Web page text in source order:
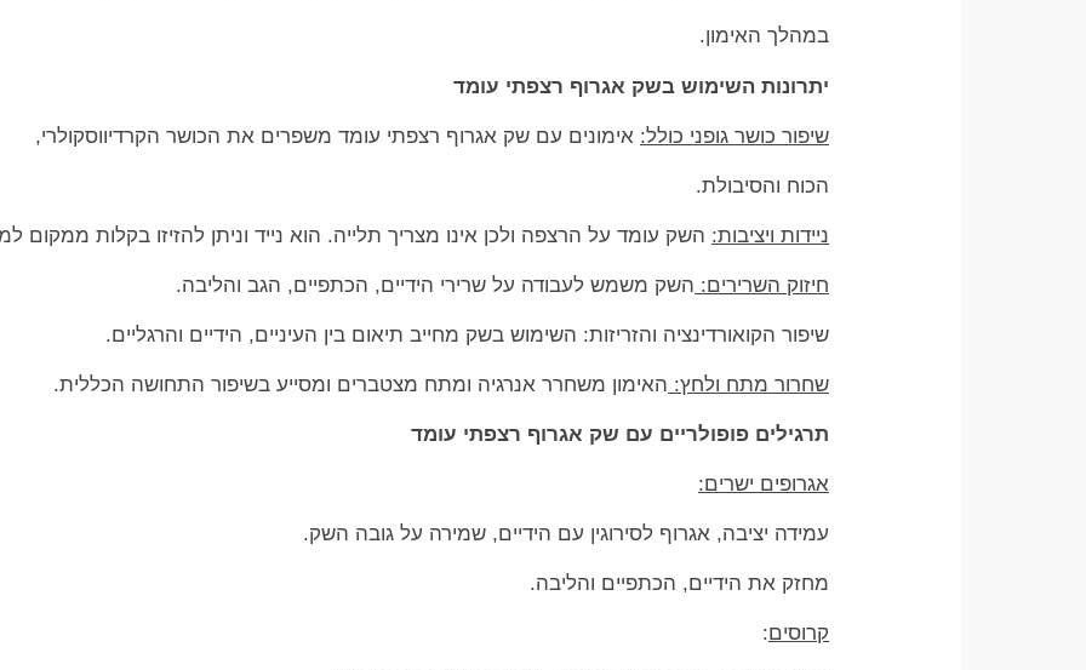
במהלך האימון.
יתרונות השימוש בשק אגרוף רצפתי עומד
שיפור כושר גופני כולל: אימונים עם שק אגרוף רצפתי עומד משפרים את הכושר הקרדיווסקולרי,
הכוח והסיבולת.
ניידות ויציבות: השק עומד על הרצפה ולכן אינו מצריך תלייה. הוא נייד וניתן להזיזו בקלות ממקום
חיזוק השרירים: השק משמש לעבודה על שרירי הידיים, הכתפיים, הגב והליבה.
שיפור הקואורדינציה והזריזות: השימוש בשק מחייב תיאום בין העיניים, הידיים והרגליים.
שחרור מתח ולחץ: האימון משחרר אנרגיה ומתח מצטברים ומסייע בשיפור התחושה הכללית.
תרגילים פופולריים עם שק אגרוף רצפתי עומד
אגרופים ישרים:
עמידה יציבה, אגרוף לסירוגין עם הידיים, שמירה על גובה השק.
מחזק את הידיים, הכתפיים והליבה.
קרוסים: